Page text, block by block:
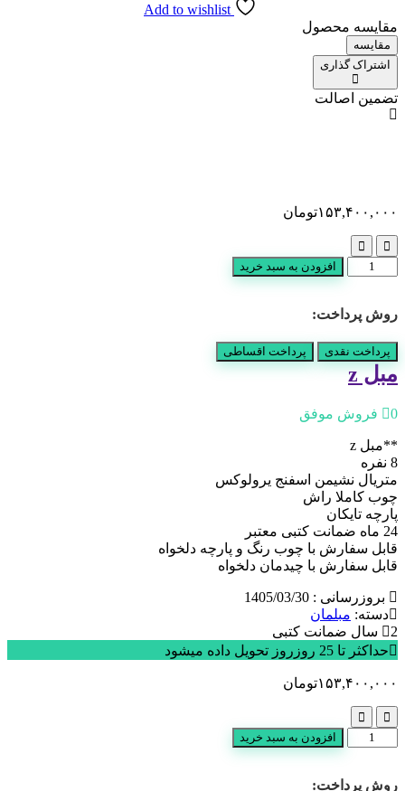
Add to wishlist
مقایسه محصول
مقایسه
اشتراک گذاری
تضمین اصالت
۱۵۳,۴۰۰,۰۰۰تومان
z
افزودن به سبد خرید
روش پرداخت:
پرداخت نقدی پرداخت اقساطی
مبل z
0 فروش موفق
**مبل z
8 نفره
متریال نشیمن اسفنج یرولوکس
چوب کاملا راش
پارچه تایکان
24 ماه ضمانت کتبی معتبر
قابل سفارش با چوب رنگ و پارچه دلخواه
قابل سفارش با چیدمان دلخواه
بروزرسانی : 1405/03/30
دسته: مبلمان
2 سال ضمانت کتبی
حداکثر تا 25 روزروز تحویل داده میشود
۱۵۳,۴۰۰,۰۰۰تومان
z
افزودن به سبد خرید
روش پرداخت: